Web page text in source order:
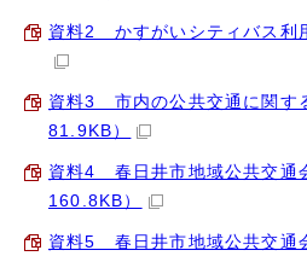
資料2 かすがいシティバス利
資料3 市内の公共交通に関す
81.9KB）
資料4 春日井市地域公共交通
160.8KB）
資料5 春日井市地域公共交通